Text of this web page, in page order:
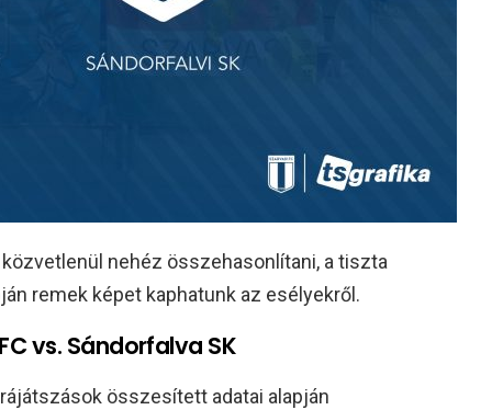
nehéz összehasonlítani, a tiszta
remek képet kaphatunk az esélyekről.
vs. Sándorfalva SK
összesített adatai alapján